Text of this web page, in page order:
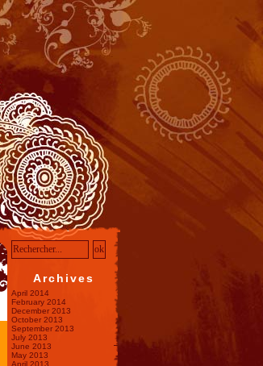
Archives
April 2014
February 2014
December 2013
October 2013
September 2013
July 2013
June 2013
May 2013
April 2013